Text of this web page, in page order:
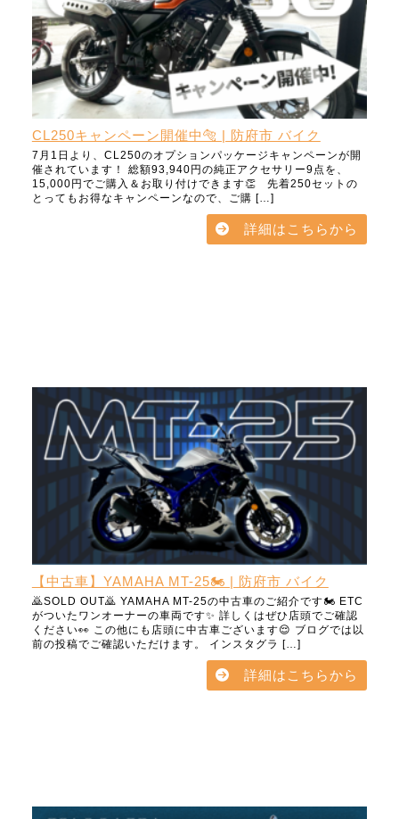
CL250キャンペーン開催中🐅 | 防府市 バイク
7月1日より、CL250のオプションパッケージキャンペーンが開
催されています！ 総額93,940円の純正アクセサリー9点を、
15,000円でご購入＆お取り付けできます👏 先着250セットの
とってもお得なキャンペーンなので、ご購 […]
詳細はこちらから
【中古車】YAMAHA MT-25🏍️ | 防府市 バイク
🙇SOLD OUT🙇 YAMAHA MT-25の中古車のご紹介です🏍️ ETC
がついたワンオーナーの車両です✨ 詳しくはぜひ店頭でご確認
ください👀 この他にも店頭に中古車ございます😌 ブログでは以
前の投稿でご確認いただけます。 インスタグラ […]
詳細はこちらから